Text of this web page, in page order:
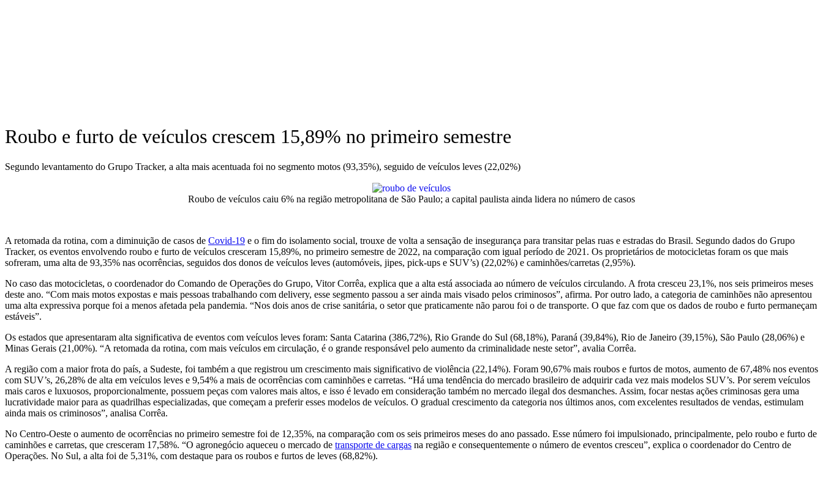
Roubo e furto de veículos crescem 15,89% no primeiro semestre
Segundo levantamento do Grupo Tracker, a alta mais acentuada foi no segmento motos (93,35%), seguido de veículos leves (22,02%)
Roubo de veículos caiu 6% na região metropolitana de São Paulo; a capital paulista ainda lidera no número de casos
A retomada da rotina, com a diminuição de casos de Covid-19 e o fim do isolamento social, trouxe de volta a sensação de insegurança para transitar pelas ruas e estradas do Brasil. Segundo dados do Grupo
Tracker, os eventos envolvendo roubo e furto de veículos cresceram 15,89%, no primeiro semestre de 2022, na comparação com igual período de 2021. Os proprietários de motocicletas foram os que mais
sofreram, uma alta de 93,35% nas ocorrências, seguidos dos donos de veículos leves (automóveis, jipes, pick-ups e SUV’s) (22,02%) e caminhões/carretas (2,95%).
No caso das motocicletas, o coordenador do Comando de Operações do Grupo, Vitor Corrêa, explica que a alta está associada ao número de veículos circulando. A frota cresceu 23,1%, nos seis primeiros meses
deste ano. “Com mais motos expostas e mais pessoas trabalhando com delivery, esse segmento passou a ser ainda mais visado pelos criminosos”, afirma. Por outro lado, a categoria de caminhões não apresentou
uma alta expressiva porque foi a menos afetada pela pandemia. “Nos dois anos de crise sanitária, o setor que praticamente não parou foi o de transporte. O que faz com que os dados de roubo e furto permaneçam
estáveis”.
Os estados que apresentaram alta significativa de eventos com veículos leves foram: Santa Catarina (386,72%), Rio Grande do Sul (68,18%), Paraná (39,84%), Rio de Janeiro (39,15%), São Paulo (28,06%) e
Minas Gerais (21,00%). “A retomada da rotina, com mais veículos em circulação, é o grande responsável pelo aumento da criminalidade neste setor”, avalia Corrêa.
A região com a maior frota do país, a Sudeste, foi também a que registrou um crescimento mais significativo de violência (22,14%). Foram 90,67% mais roubos e furtos de motos, aumento de 67,48% nos eventos
com SUV’s, 26,28% de alta em veículos leves e 9,54% a mais de ocorrências com caminhões e carretas. “Há uma tendência do mercado brasileiro de adquirir cada vez mais modelos SUV’s. Por serem veículos
mais caros e luxuosos, proporcionalmente, possuem peças com valores mais altos, e isso é levado em consideração também no mercado ilegal dos desmanches. Assim, focar nestas ações criminosas gera uma
lucratividade maior para as quadrilhas especializadas, que começam a preferir esses modelos de veículos. O gradual crescimento da categoria nos últimos anos, com excelentes resultados de vendas, estimulam
ainda mais os criminosos”, analisa Corrêa.
No Centro-Oeste o aumento de ocorrências no primeiro semestre foi de 12,35%, na comparação com os seis primeiros meses do ano passado. Esse número foi impulsionado, principalmente, pelo roubo e furto de
caminhões e carretas, que cresceram 17,58%. “O agronegócio aqueceu o mercado de transporte de cargas na região e consequentemente o número de eventos cresceu”, explica o coordenador do Centro de
Operações. No Sul, a alta foi de 5,31%, com destaque para os roubos e furtos de leves (68,82%).